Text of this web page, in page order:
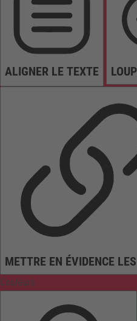
ALIGNER LE TEXTE
METTRE EN ÉVIDENCE
Couleurs